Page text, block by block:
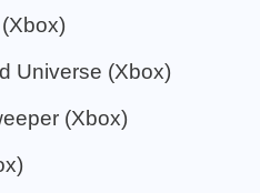
Universe (Xbox)
(Xbox)